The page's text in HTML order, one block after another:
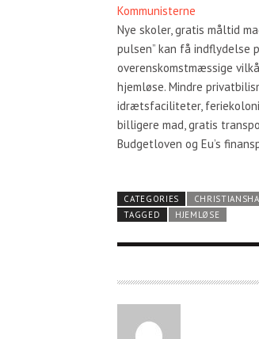
Kommunisterne
Nye skoler, gratis måltid
pulsen” kan få indflydelse
overenskomstmæssige
hjemløse. Mindre
idrætsfaciliteter,
billigere mad, gratis
Budgetloven og Eu’s
CATEGORIES
TAGGED
HJEMLØSE